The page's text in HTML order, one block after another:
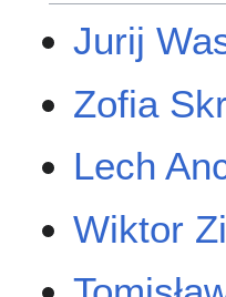
Jurij
Zofia
Lech
Wiktor